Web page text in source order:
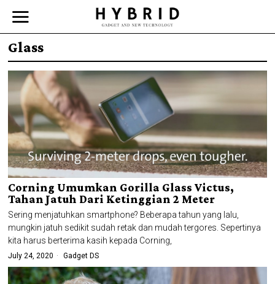
Glass
Corning Umumkan Gorilla Glass Victus,
Tahan Jatuh Dari Ketinggian 2 Meter
Sering menjatuhkan smartphone? Beberapa tahun yang lalu,
mungkin jatuh sedikit sudah retak dan mudah tergores. Sepertinya
kita harus berterima kasih kepada Corning,
July 24, 2020 Gadget DS